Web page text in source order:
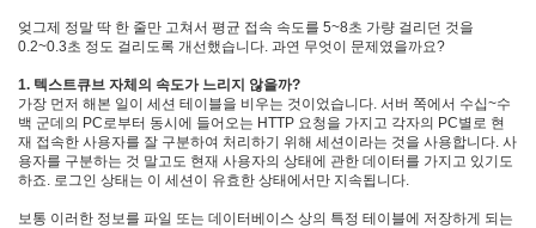
엊그제 정말 딱 한 줄만 고쳐서 평균 접속 속도를 5~8초 가량 걸리던 것을
0.2~0.3초 정도 걸리도록 개선했습니다. 과연 무엇이 문제였을까요?
1. 텍스트큐브 자체의 속도가 느리지 않을까?
가장 먼저 해본 일이 세션 테이블을 비우는 것이었습니다. 서버 쪽에서 수십~수
백 군데의 PC로부터 동시에 들어오는 HTTP 요청을 가지고 각자의 PC별로 현
재 접속한 사용자를 잘 구분하여 처리하기 위해 세션이라는 것을 사용합니다. 사
용자를 구분하는 것 말고도 현재 사용자의 상태에 관한 데이터를 가지고 있기도
하죠. 로그인 상태는 이 세션이 유효한 상태에서만 지속됩니다.
보통 이러한 정보를 파일 또는 데이터베이스 상의 특정 테이블에 저장하게 되는
노
idea
리
학
textcube
Windows